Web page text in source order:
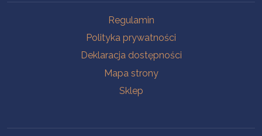
Regulamin
Polityka prywatności
Deklaracja dostępności
Mapa strony
Sklep